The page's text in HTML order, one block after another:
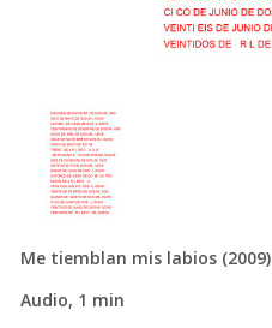
Me tiemblan mis labios (2009)
Audio, 1 min